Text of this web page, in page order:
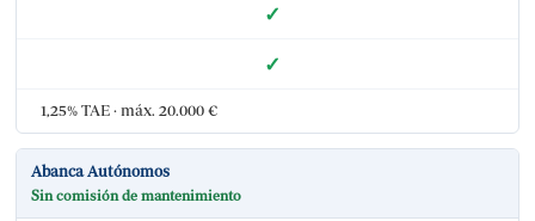
✓
✓
1,25% TAE · máx. 20.000 €
Abanca Autónomos
Sin comisión de mantenimiento